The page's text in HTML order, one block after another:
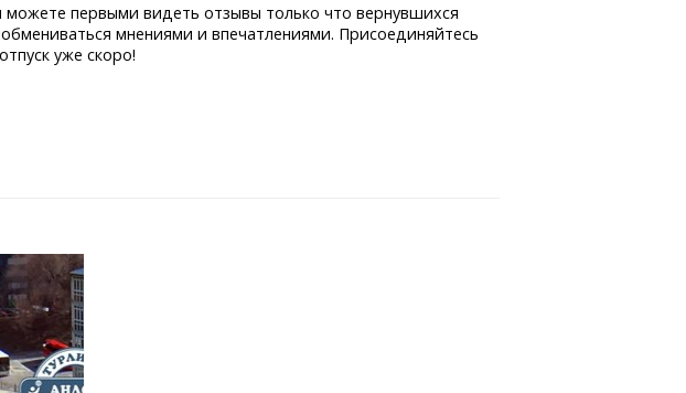
первыми видеть отзывы только что вернувшихся
мнениями и впечатлениями. Присоединяйтесь
уже скоро!